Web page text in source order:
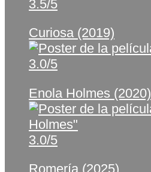
3.5/5
Curiosa (2019)
3.0/5
Enola Holmes (2020)
3.0/5
Romería (2025)